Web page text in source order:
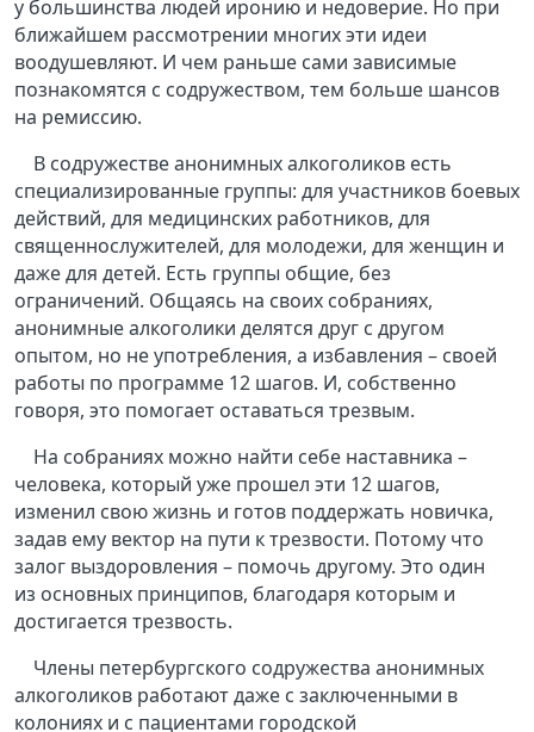
у большинства людей иронию и недоверие. Но при
ближайшем рассмотрении многих эти идеи
воодушевляют. И чем раньше сами зависимые
познакомятся с содружеством, тем больше шансов
на ремиссию.
В содружестве анонимных алкоголиков есть
специализированные группы: для участников боевых
действий, для медицинских работников, для
священнослужителей, для молодежи, для женщин и
даже для детей. Есть группы общие, без
ограничений. Общаясь на своих собраниях,
анонимные алкоголики делятся друг с другом
опытом, но не употребления, а избавления – своей
работы по программе 12 шагов. И, собственно
говоря, это помогает оставаться трезвым.
На собраниях можно найти себе наставника –
человека, который уже прошел эти 12 шагов,
изменил свою жизнь и готов поддержать новичка,
задав ему вектор на пути к трезвости. Потому что
залог выздоровления – помочь другому. Это один
из основных принципов, благодаря которым и
достигается трезвость.
Члены петербургского содружества анонимных
алкоголиков работают даже с заключенными в
колониях и с пациентами городской